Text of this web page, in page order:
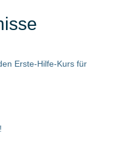
Erste-Hilfe-Kurs für